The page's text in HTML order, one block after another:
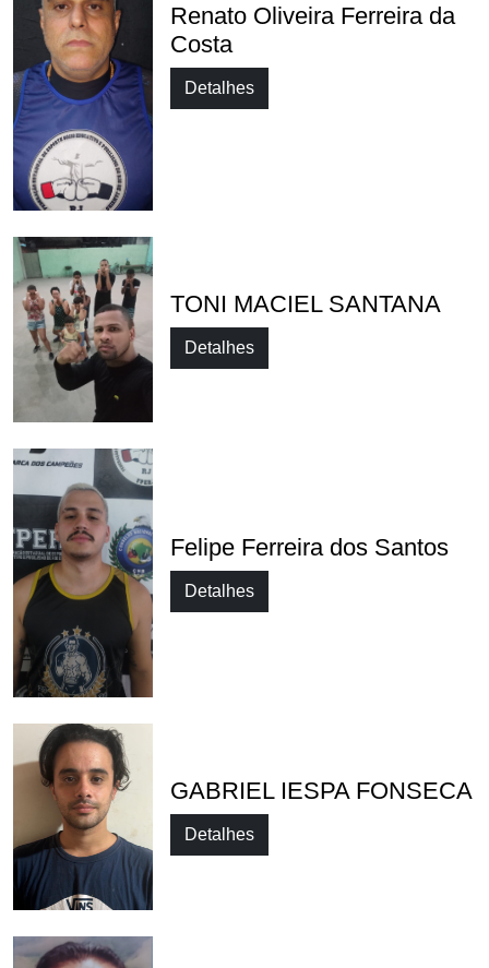
Renato Oliveira Ferreira da
Costa
Detalhes
TONI MACIEL SANTANA
Detalhes
Felipe Ferreira dos Santos
Detalhes
GABRIEL IESPA FONSECA
Detalhes